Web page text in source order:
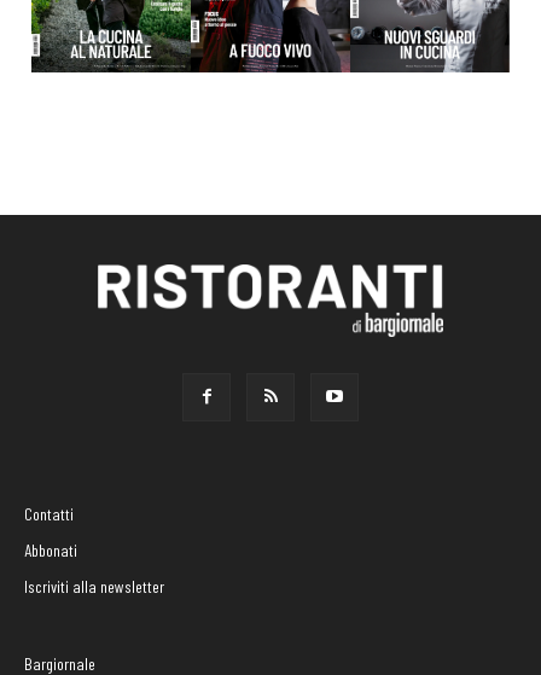
Contatti
Abbonati
Iscriviti alla newsletter
Bargiornale